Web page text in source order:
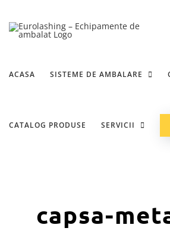
content
ACASA SISTEME DE AMBALARE
CATALOG PRODUSE SERVICII
capsa-